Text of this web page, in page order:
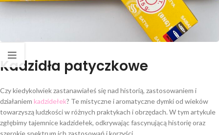
Kadzidła patyczkowe
Czy kiedykolwiek zastanawiałeś się nad historią, zastosowaniem i
działaniem kadzidełek? Te mistyczne i aromatyczne dymki od wieków
towarzyszą ludzkości w różnych praktykach i obrzędach. W tym artykule
zgłębimy tajemnice kadzidełek, odkrywając fascynującą historię oraz